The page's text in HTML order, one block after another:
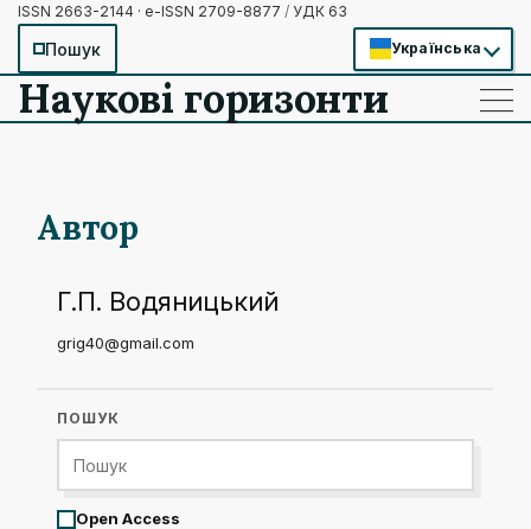
ISSN 2663-2144 · e-ISSN 2709-8877 / УДК 63
Пошук Українська
Наукові горизонти ——
——
——
Автор
Г.П. Водяницький
grig40@gmail.com
ПОШУК
Open Access